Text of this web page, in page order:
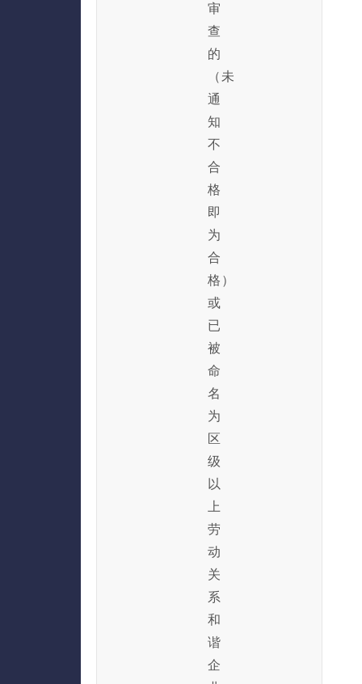
审
查
的
（未
通
知
不
合
格
即
为
合
格）
或
已
被
命
名
为
区
级
以
上
劳
动
关
系
和
谐
企